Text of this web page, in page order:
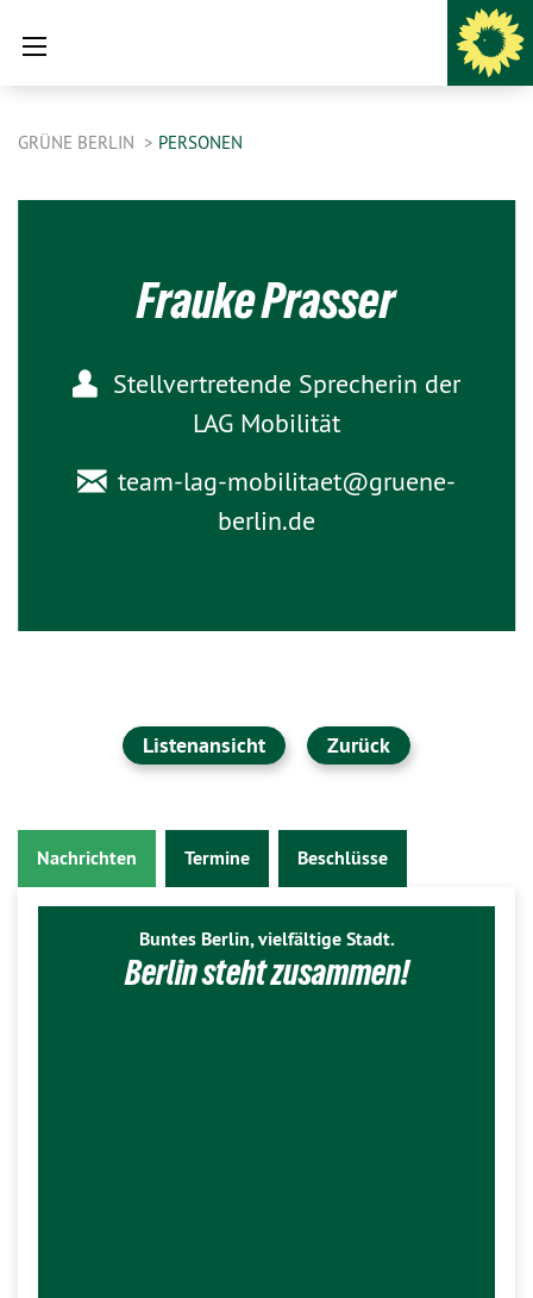
GRÜNE BERLIN PERSONEN
Frauke Prasser
Stellvertretende Sprecherin der
LAG Mobilität
team-lag-mobilitaet@gruene-
berlin.de
Listenansicht Zurück
Nachrichten Termine Beschlüsse
Buntes Berlin, vielfältige Stadt.
Berlin steht zusammen!